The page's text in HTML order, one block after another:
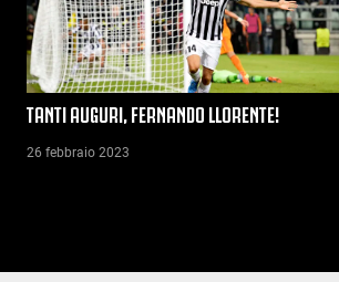
TANTI AUGURI, FERNANDO LLORENTE!
26 febbraio 2023